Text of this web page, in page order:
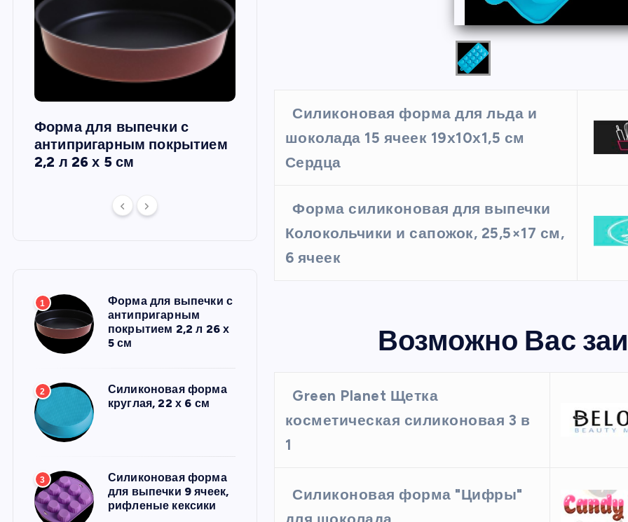
Форма для выпечки с
антипригарным покрытием
2,2 л 26 х 5 см
круглая, 22 х 6 см
Силиконовая форма для
выпечки 9 ячеек,
1
Форма для выпечки с
антипригарным
покрытием 2,2 л 26 х
5 см
2
Силиконовая форма
круглая, 22 х 6 см
3
Силиконовая форма
для выпечки 9 ячеек,
рифленые кексики
Силиконовая форма для льда и
шоколада 15 ячеек 19х10х1,5 см
Сердца
Форма силиконовая для выпечки
Колокольчики и сапожок, 25,5×17 см,
6 ячеек
Возможно Вас
Green Planet Щетка
косметическая силиконовая 3 в
1
Силиконовая форма "Цифры"